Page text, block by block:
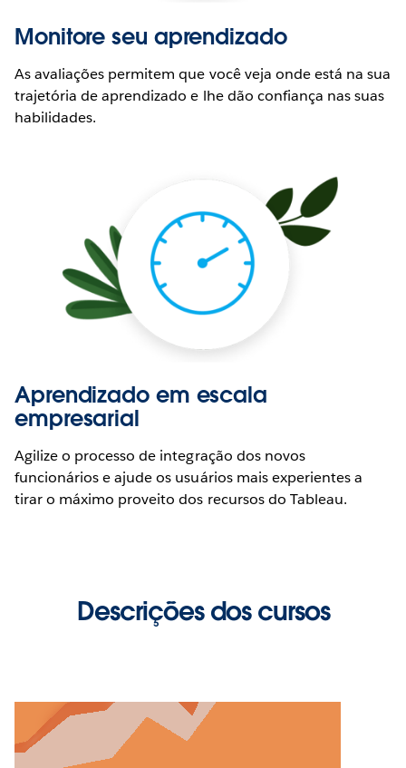
Monitore seu aprendizado
As avaliações permitem que você veja onde está na sua
trajetória de aprendizado e lhe dão confiança nas suas
habilidades.
Aprendizado em escala
empresarial
Agilize o processo de integração dos novos
funcionários e ajude os usuários mais experientes a
tirar o máximo proveito dos recursos do Tableau.
Descrições dos cursos